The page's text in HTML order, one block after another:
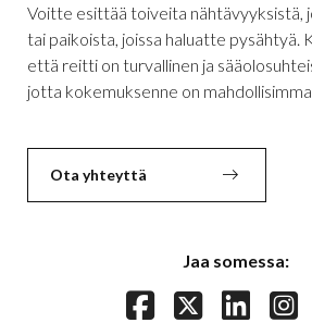
Voitte esittää toiveita nähtävyyksistä,
tai paikoista, joissa haluatte pysähtyä.
että reitti on turvallinen ja
jotta kokemuksenne on
Ota yhteyttä
Jaa somessa: